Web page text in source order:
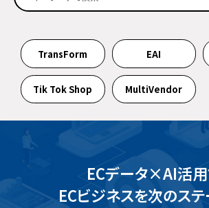
TransForm EAI
Tik Tok Shop MultiVendor
ECデータ×AI活
ECビジネスを次のス